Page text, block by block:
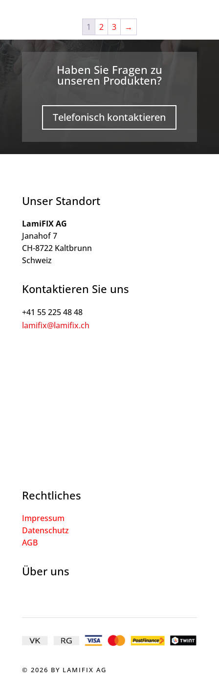
1 2 3 →
Haben Sie Fragen zu
unseren Produkten?
Telefonisch kontaktieren
Unser Standort
LamiFIX AG
Janahof 7
CH-8722 Kaltbrunn
Schweiz
Kontaktieren Sie uns
+41 55 225 48 48
lamifix@lamifix.ch
Rechtliches
Impressum
Datenschutz
AGB
Über uns
© 2026 BY LAMIFIX AG